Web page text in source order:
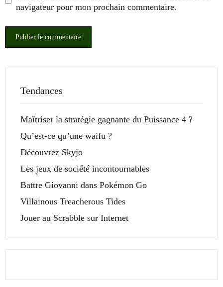
navigateur pour mon prochain commentaire.
Tendances
Maîtriser la stratégie gagnante du Puissance 4 ?
Qu’est-ce qu’une waifu ?
Découvrez Skyjo
Les jeux de société incontournables
Battre Giovanni dans Pokémon Go
Villainous Treacherous Tides
Jouer au Scrabble sur Internet